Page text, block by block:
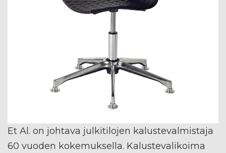
Et Al. on johtava julkitilojen kalustevalmistaja
60 vuoden kokemuksella. Kalustevalikoima